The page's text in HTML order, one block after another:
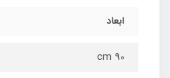
ابعاد
90 cm